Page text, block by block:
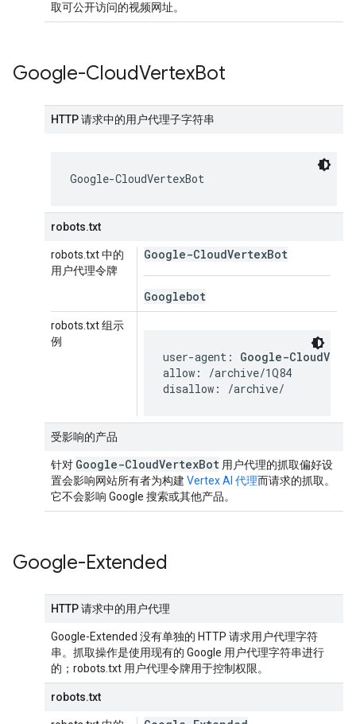
取可公开访问的视频网址。
Google-CloudVertexBot
HTTP 请求中的用户代理子字符串
Google-CloudVertexBot
robots.txt
robots.txt 中的
用户代理令牌
Google-CloudVertexBot
Googlebot
robots.txt 组示
例
user-agent: Google-
allow: /archive/1Q84
disallow: /archive/
受影响的产品
针对 Google-CloudVertexBot 用户代理的抓取偏好设
置会影响网站所有者为构建 Vertex AI 代理而请求的抓取。
它不会影响 Google 搜索或其他产品。
Google-Extended
HTTP 请求中的用户代理
Google-Extended 没有单独的 HTTP 请求用户代理字符
串。抓取操作是使用现有的 Google 用户代理字符串进行
的；robots.txt 用户代理令牌用于控制权限。
robots.txt